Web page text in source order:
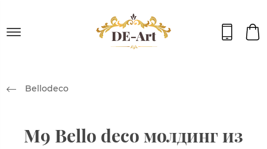
Bellodeco
M9 Bello deco молдинг из